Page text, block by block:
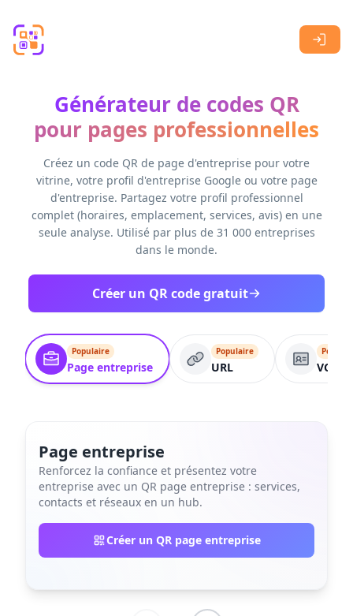
Générateur de codes QR
pour pages professionnelles
Créez un code QR de page d'entreprise pour votre
vitrine, votre profil d'entreprise Google ou votre page
d'entreprise. Partagez votre profil professionnel
complet (horaires, emplacement, services, avis) en une
seule analyse. Utilisé par plus de 31 000 entreprises
dans le monde.
Créer un QR code gratuit
Populaire
Page entreprise
Populaire
URL VCard
Page entreprise
Renforcez la confiance et présentez votre
entreprise avec un QR page entreprise : services,
contacts et réseaux en un hub.
Créer un QR page entreprise